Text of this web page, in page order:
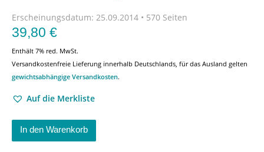
Erscheinungsdatum: 25.09.2014 • 570 Seiten
39,80 €
Enthält 7% red. MwSt.
Versandkostenfreie Lieferung innerhalb Deutschlands, für das Ausland gelten
gewichtsabhängige Versandkosten.
Auf die Merkliste
In den Warenkorb